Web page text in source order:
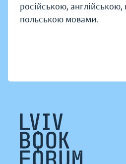
російською,
польською мовами.